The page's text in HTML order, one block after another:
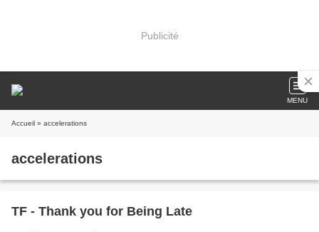
Publicité
MENU
Accueil » accelerations
accelerations
TF - Thank you for Being Late